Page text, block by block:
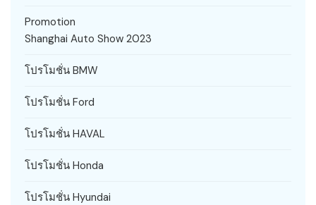
Promotion
Shanghai Auto Show 2023
โปรโมชั่น BMW
โปรโมชั่น Ford
โปรโมชั่น HAVAL
โปรโมชั่น Honda
โปรโมชั่น Hyundai